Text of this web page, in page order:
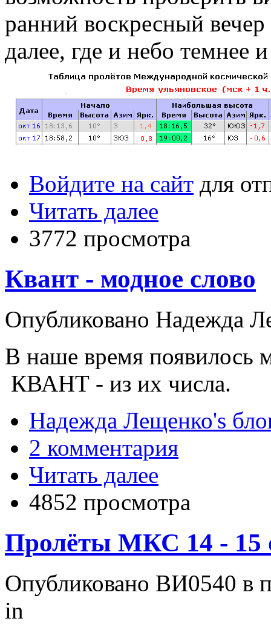
ранний воскресный
далее, где и небо темнее
Войдите на сайт для
Читать далее
3772 просмотра
Квант - модное слово
Опубликовано Надежда
В наше время появилось
КВАНТ - из их числа.
Надежда Лещенко's
2 комментария
Читать далее
4852 просмотра
Пролёты МКС 14 - 15
Опубликовано ВИ0540 в
in